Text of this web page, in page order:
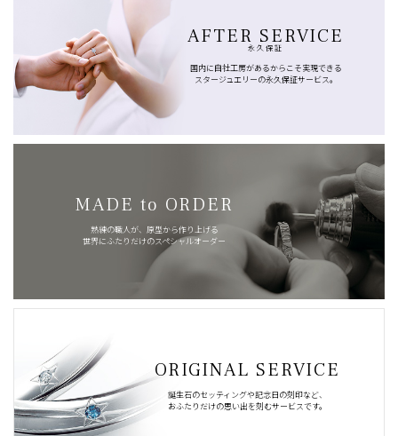
AFTER SERVICE
永久保証
国内に自社工房があるからこそ実現できる
スタージュエリーの永久保証サービス。
MADE to ORDER
熟練の職人が、原型から作り上げる
世界にふたりだけのスペシャルオーダー
ORIGINAL SERVICE
誕生石のセッティングや記念日の刻印など、
おふたりだけの思い出を刻むサービスです。